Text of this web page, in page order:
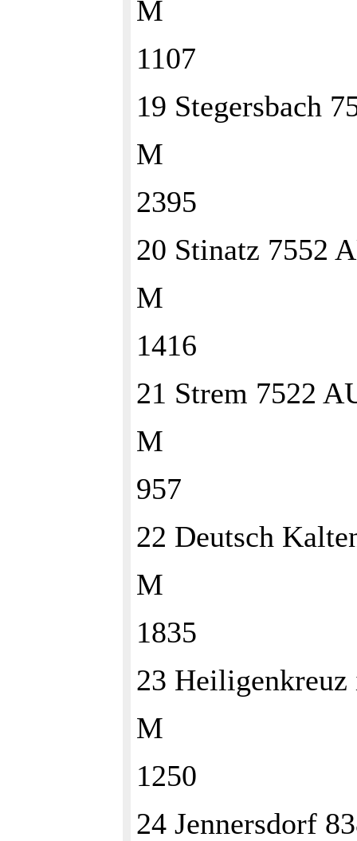
M
1107
19 Stegersbach
M
2395
20 Stinatz 7552
M
1416
21 Strem 7522
M
957
22 Deutsch
M
1835
23
M
1250
24 Jennersdorf